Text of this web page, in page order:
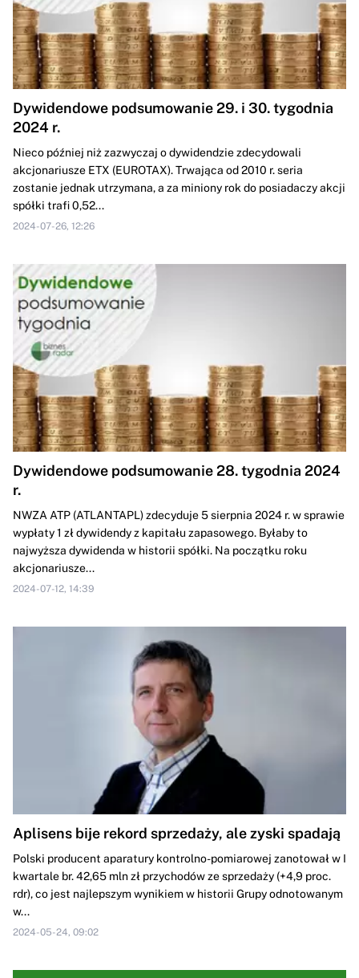
Dywidendowe podsumowanie 29. i 30. tygodnia
2024 r.
Nieco później niż zazwyczaj o dywidendzie zdecydowali
akcjonariusze ETX (EUROTAX). Trwająca od 2010 r. seria
zostanie jednak utrzymana, a za miniony rok do posiadaczy akcji
spółki trafi 0,52...
2024-07-26, 12:26
Dywidendowe podsumowanie 28. tygodnia 2024
r.
NWZA ATP (ATLANTAPL) zdecyduje 5 sierpnia 2024 r. w sprawie
wypłaty 1 zł dywidendy z kapitału zapasowego. Byłaby to
najwyższa dywidenda w historii spółki. Na początku roku
akcjonariusze...
2024-07-12, 14:39
Aplisens bije rekord sprzedaży, ale zyski spadają
Polski producent aparatury kontrolno-pomiarowej zanotował w I
kwartale br. 42,65 mln zł przychodów ze sprzedaży (+4,9 proc.
rdr), co jest najlepszym wynikiem w historii Grupy odnotowanym
w...
2024-05-24, 09:02